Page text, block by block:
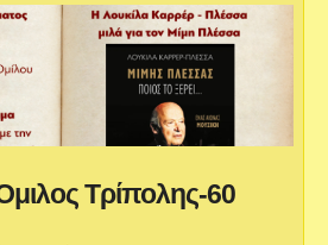
Τρίπολης-60